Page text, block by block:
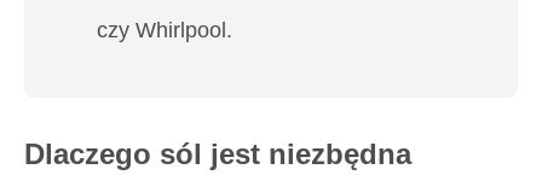
czy Whirlpool.
Dlaczego sól jest niezbędna